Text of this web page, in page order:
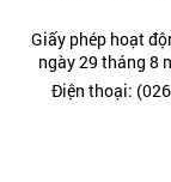
Giấy phép hoạt
ngày 29 tháng 8
Điện thoại: